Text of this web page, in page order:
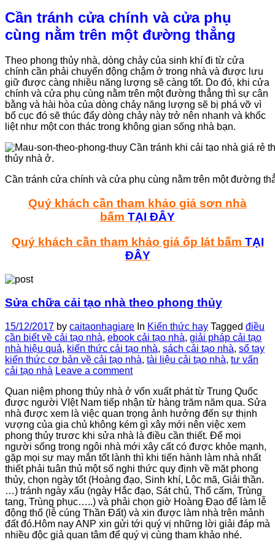
Cần tránh cửa chính và cửa phụ
cùng nằm trên một đường thẳng
Theo phong thủy nhà, dòng chảy của sinh khí đi từ cửa
chính cần phải chuyển động chậm ở trong nhà và được lưu
giữ được càng nhiều năng lượng sẽ càng tốt. Do đó, khi cửa
chính và cửa phụ cùng nằm trên một đường thẳng thì sự cân
bằng và hài hòa của dòng chảy năng lượng sẽ bị phá vỡ vì
bố cục đó sẽ thúc đẩy dòng chảy này trở nên nhanh và khốc
liệt như một con thác trong không gian sống nhà bạn.
Cần tránh cửa chính và cửa phụ cùng nằm trên một đường
Quý khách cần tham khảo giá sơn nhà
bấm TẠI ĐÂY
Quý khách cần tham khảo giá ốp lát bấm TẠI
ĐÂY
Sửa chữa cải tạo nhà theo phong thủy
15/12/2017 by caitaonhagiare In Kiến thức hay Tagged điều
cần biết về cải tạo nhà, ebook cải tạo nhà, giải pháp cải tạo
nhà hiệu quả, kiến thức cải tạo nhà, sách cải tạo nhà, sổ tay
kiến thức cơ bản về cải tạo nhà, tài liệu cải tạo nhà, tư vấn
cải tạo nhà Leave a comment
Quan niệm phong thủy nhà ở vốn xuất phát từ Trung Quốc
được người VIệt Nam tiếp nhận từ hàng trăm năm qua. Sửa
nhà được xem là việc quan trọng ảnh hưởng đến sự thịnh
vượng của gia chủ không kém gì xây mới nên việc xem
phong thủy trươc khi sửa nhà là điều cần thiết. Để mọi
người sống trong ngôi nhà mới xây cất có được khỏe mạnh,
gặp mọi sự may mắn tốt lành thì khi tiến hành làm nhà nhất
thiết phải tuân thủ một số nghi thức quy định về mặt phong
thủy, chọn ngày tốt (Hoàng đạo, Sinh khí, Lộc mã, Giải thần.
…) tránh ngày xấu (ngày Hắc đạo, Sát chủ, Thổ cấm, Trùng
tang, Trùng phục…..) và phải chọn giờ Hoàng Đạo để làm lễ
động thổ (lễ cúng Thần Đất) và xin được làm nhà trên mảnh
đất đó.Hôm nay ANP xin gửi tới quý vị những lời giải đáp mà
nhiều độc giả quan tâm để quý vị cùng tham khảo nhé.